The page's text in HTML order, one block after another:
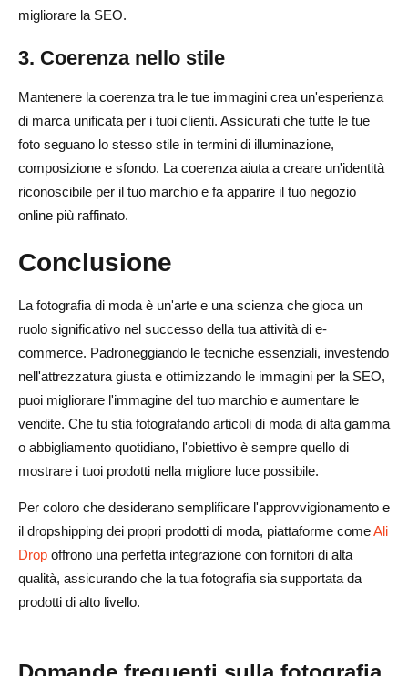
migliorare la SEO.
3. Coerenza nello stile
Mantenere la coerenza tra le tue immagini crea un'esperienza
di marca unificata per i tuoi clienti. Assicurati che tutte le tue
foto seguano lo stesso stile in termini di illuminazione,
composizione e sfondo. La coerenza aiuta a creare un'identità
riconoscibile per il tuo marchio e fa apparire il tuo negozio
online più raffinato.
Conclusione
La fotografia di moda è un'arte e una scienza che gioca un
ruolo significativo nel successo della tua attività di e-
commerce. Padroneggiando le tecniche essenziali, investendo
nell'attrezzatura giusta e ottimizzando le immagini per la SEO,
puoi migliorare l'immagine del tuo marchio e aumentare le
vendite. Che tu stia fotografando articoli di moda di alta gamma
o abbigliamento quotidiano, l'obiettivo è sempre quello di
mostrare i tuoi prodotti nella migliore luce possibile.
Per coloro che desiderano semplificare l'approvvigionamento e
il dropshipping dei propri prodotti di moda, piattaforme comeAli
Drop offrono una perfetta integrazione con fornitori di alta
qualità, assicurando che la tua fotografia sia supportata da
prodotti di alto livello.